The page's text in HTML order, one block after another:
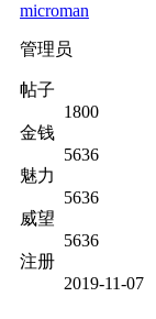
microman
管理员
帖子
1800
金钱
5636
魅力
5636
威望
5636
注册
2019-11-07